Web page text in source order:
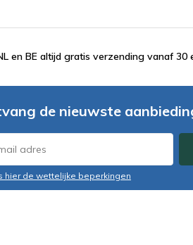
en BE altijd gratis verzending vanaf 30
de nieuwste
hier de wettelijke beperkingen